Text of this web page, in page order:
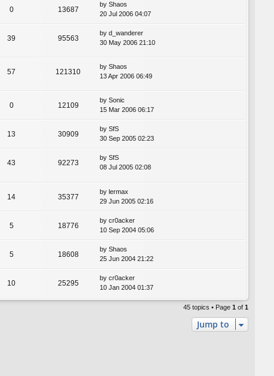
0 13687
by Shaos
20 Jul 2006 04:07
39 95563
by d_wanderer
30 May 2006 21:10
57 121310
by Shaos
13 Apr 2006 06:49
0 12109
by Sonic
15 Mar 2006 06:17
13 30909
by SfS
30 Sep 2005 02:23
43 92273
by SfS
08 Jul 2005 02:08
14 35377
by lermax
29 Jun 2005 02:16
5 18776
by cr0acker
10 Sep 2004 05:06
5 18608
by Shaos
25 Jun 2004 21:22
10 25295
by cr0acker
10 Jan 2004 01:37
45 topics • Page 1 of 1
Jump to